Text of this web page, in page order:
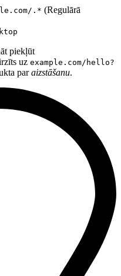
.* (Regulārā
piekļūt
uz example.com/hello?
paraizstāšanu.